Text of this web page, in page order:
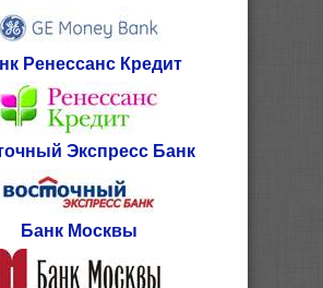
Ренессанс Кредит
Экспресс Банк
Банк Москвы